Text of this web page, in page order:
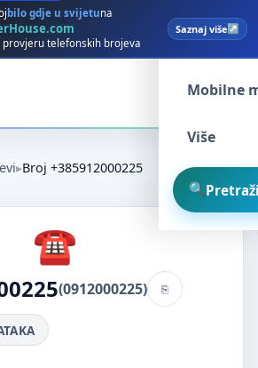
bilo gdje u svijetuna
provjeru telefonskih brojeva
Saznaj više
Spam
Mobilne
Više
Broj +385912000225
(0912000225)